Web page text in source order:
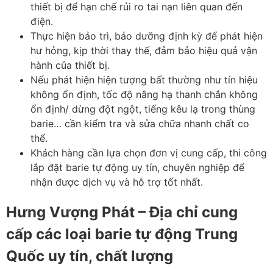
thiết bị để hạn chế rủi ro tai nạn liên quan đến
điện.
Thực hiện bảo trì, bảo dưỡng định kỳ để phát hiện
hư hỏng, kịp thời thay thế, đảm bảo hiệu quả vận
hành của thiết bị.
Nếu phát hiện hiện tượng bất thường như tín hiệu
không ổn định, tốc độ nâng hạ thanh chắn không
ổn định/ dừng đột ngột, tiếng kêu lạ trong thùng
barie… cần kiểm tra và sửa chữa nhanh chất co
thể.
Khách hàng cần lựa chọn đơn vị cung cấp, thi công
lắp đặt barie tự động uy tín, chuyên nghiệp để
nhận được dịch vụ và hỗ trợ tốt nhất.
Hưng Vượng Phát – Địa chỉ cung
cấp các loại barie tự động Trung
Quốc uy tín, chất lượng